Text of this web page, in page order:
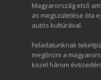
Magyarország első
as megszületése óta
autós kultúrával.
Feladatunknak
megőrizni a
közel három